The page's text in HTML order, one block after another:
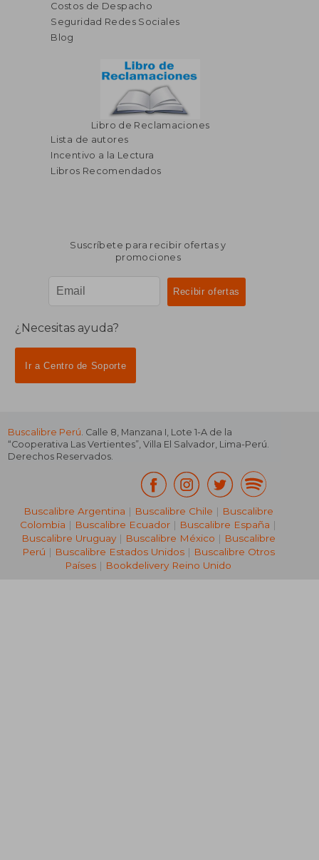
dcto. S/ 61,63
Costos de Despacho
Seguridad Redes Sociales
Blog
Libro de Reclamaciones
Lista de autores
Incentivo a la Lectura
Libros Recomendados
Suscríbete para recibir ofertas y
promociones
¿Necesitas ayuda?
Ir a Centro de Soporte
Buscalibre Perú. Calle 8, Manzana I, Lote 1-A de la
“Cooperativa Las Vertientes”, Villa El Salvador, Lima-Perú.
Derechos Reservados.
Buscalibre Argentina | Buscalibre Chile | Buscalibre
Colombia | Buscalibre Ecuador | Buscalibre España |
Buscalibre Uruguay| Buscalibre México | Buscalibre
Perú | Buscalibre Estados Unidos| Buscalibre Otros
Países | Bookdelivery Reino Unido